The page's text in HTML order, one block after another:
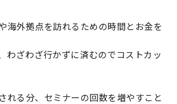
海外拠点を訪れるための時間とお金を
わざわざ行かずに済むのでコストカッ
れる分、セミナーの回数を増やすこと